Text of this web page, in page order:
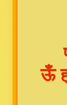
ऊँ